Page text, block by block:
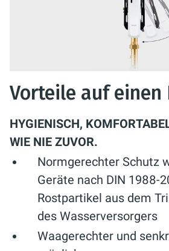
Vorteile auf einen
HYGIENISCH,
WIE NIE ZUVOR.
Normgerechter Schutz
Geräte nach DIN 1988-
Rostpartikel aus dem
des Wasserversorgers
Waagerechter und